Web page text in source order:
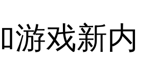
游戏新内